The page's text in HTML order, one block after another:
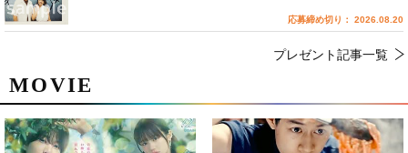
MOVIE
応募締め切り： 2026.08.20
プレゼント記事一覧